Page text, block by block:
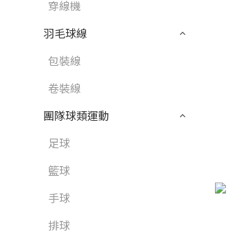
穿線機
羽毛球線
包裝線
卷裝線
團隊球類運動
足球
籃球
手球
排球